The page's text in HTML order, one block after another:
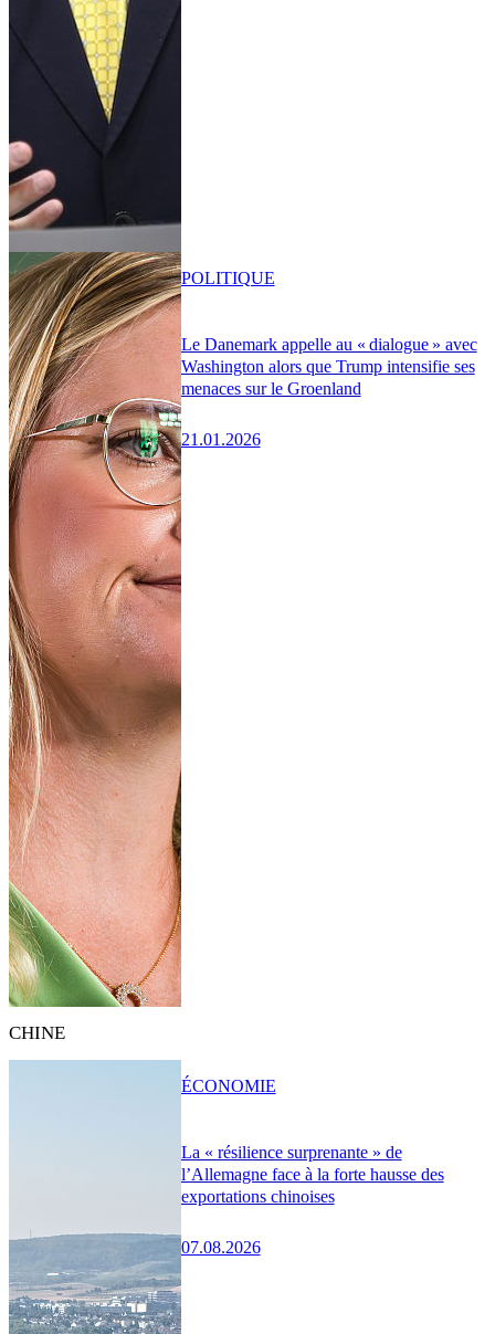
Le Danemark appelle au « dialogue » avec
Washington alors que Trump intensifie ses
menaces sur le Groenland
21.01.2026
POLITIQUE
CHINE
La « résilience surprenante » de
l’Allemagne face à la forte hausse des
exportations chinoises
07.08.2026
ÉCONOMIE